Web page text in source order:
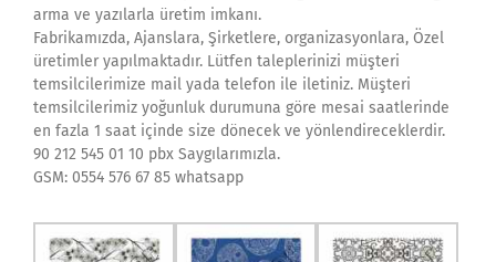
arma ve yazılarla üretim imkanı.
Fabrikamızda, Ajanslara, Şirketlere, organizasyonlara, Özel
üretimler yapılmaktadır. Lütfen taleplerinizi müşteri
temsilcilerimize mail yada telefon ile iletiniz. Müşteri
temsilcilerimiz yoğunluk durumuna göre mesai saatlerinde
en fazla 1 saat içinde size dönecek ve yönlendireceklerdir.
90 212 545 01 10 pbx Saygılarımızla.
GSM: 0554 576 67 85 whatsapp